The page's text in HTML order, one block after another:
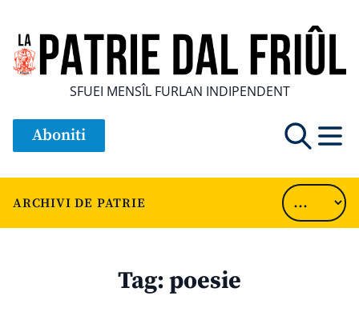
SFUEI MENSÎL FURLAN INDIPENDENT
Aboniti
ARCHIVI DE PATRIE
Tag:poesie